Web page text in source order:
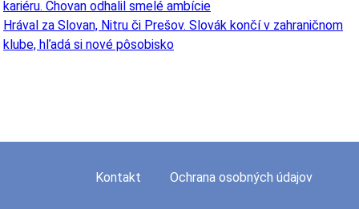
kariéru. Chovan odhalil smelé ambície
Hrával za Slovan, Nitru či Prešov. Slovák končí v zahraničnom
klube, hľadá si nové pôsobisko
Kontakt Ochrana osobných údajov